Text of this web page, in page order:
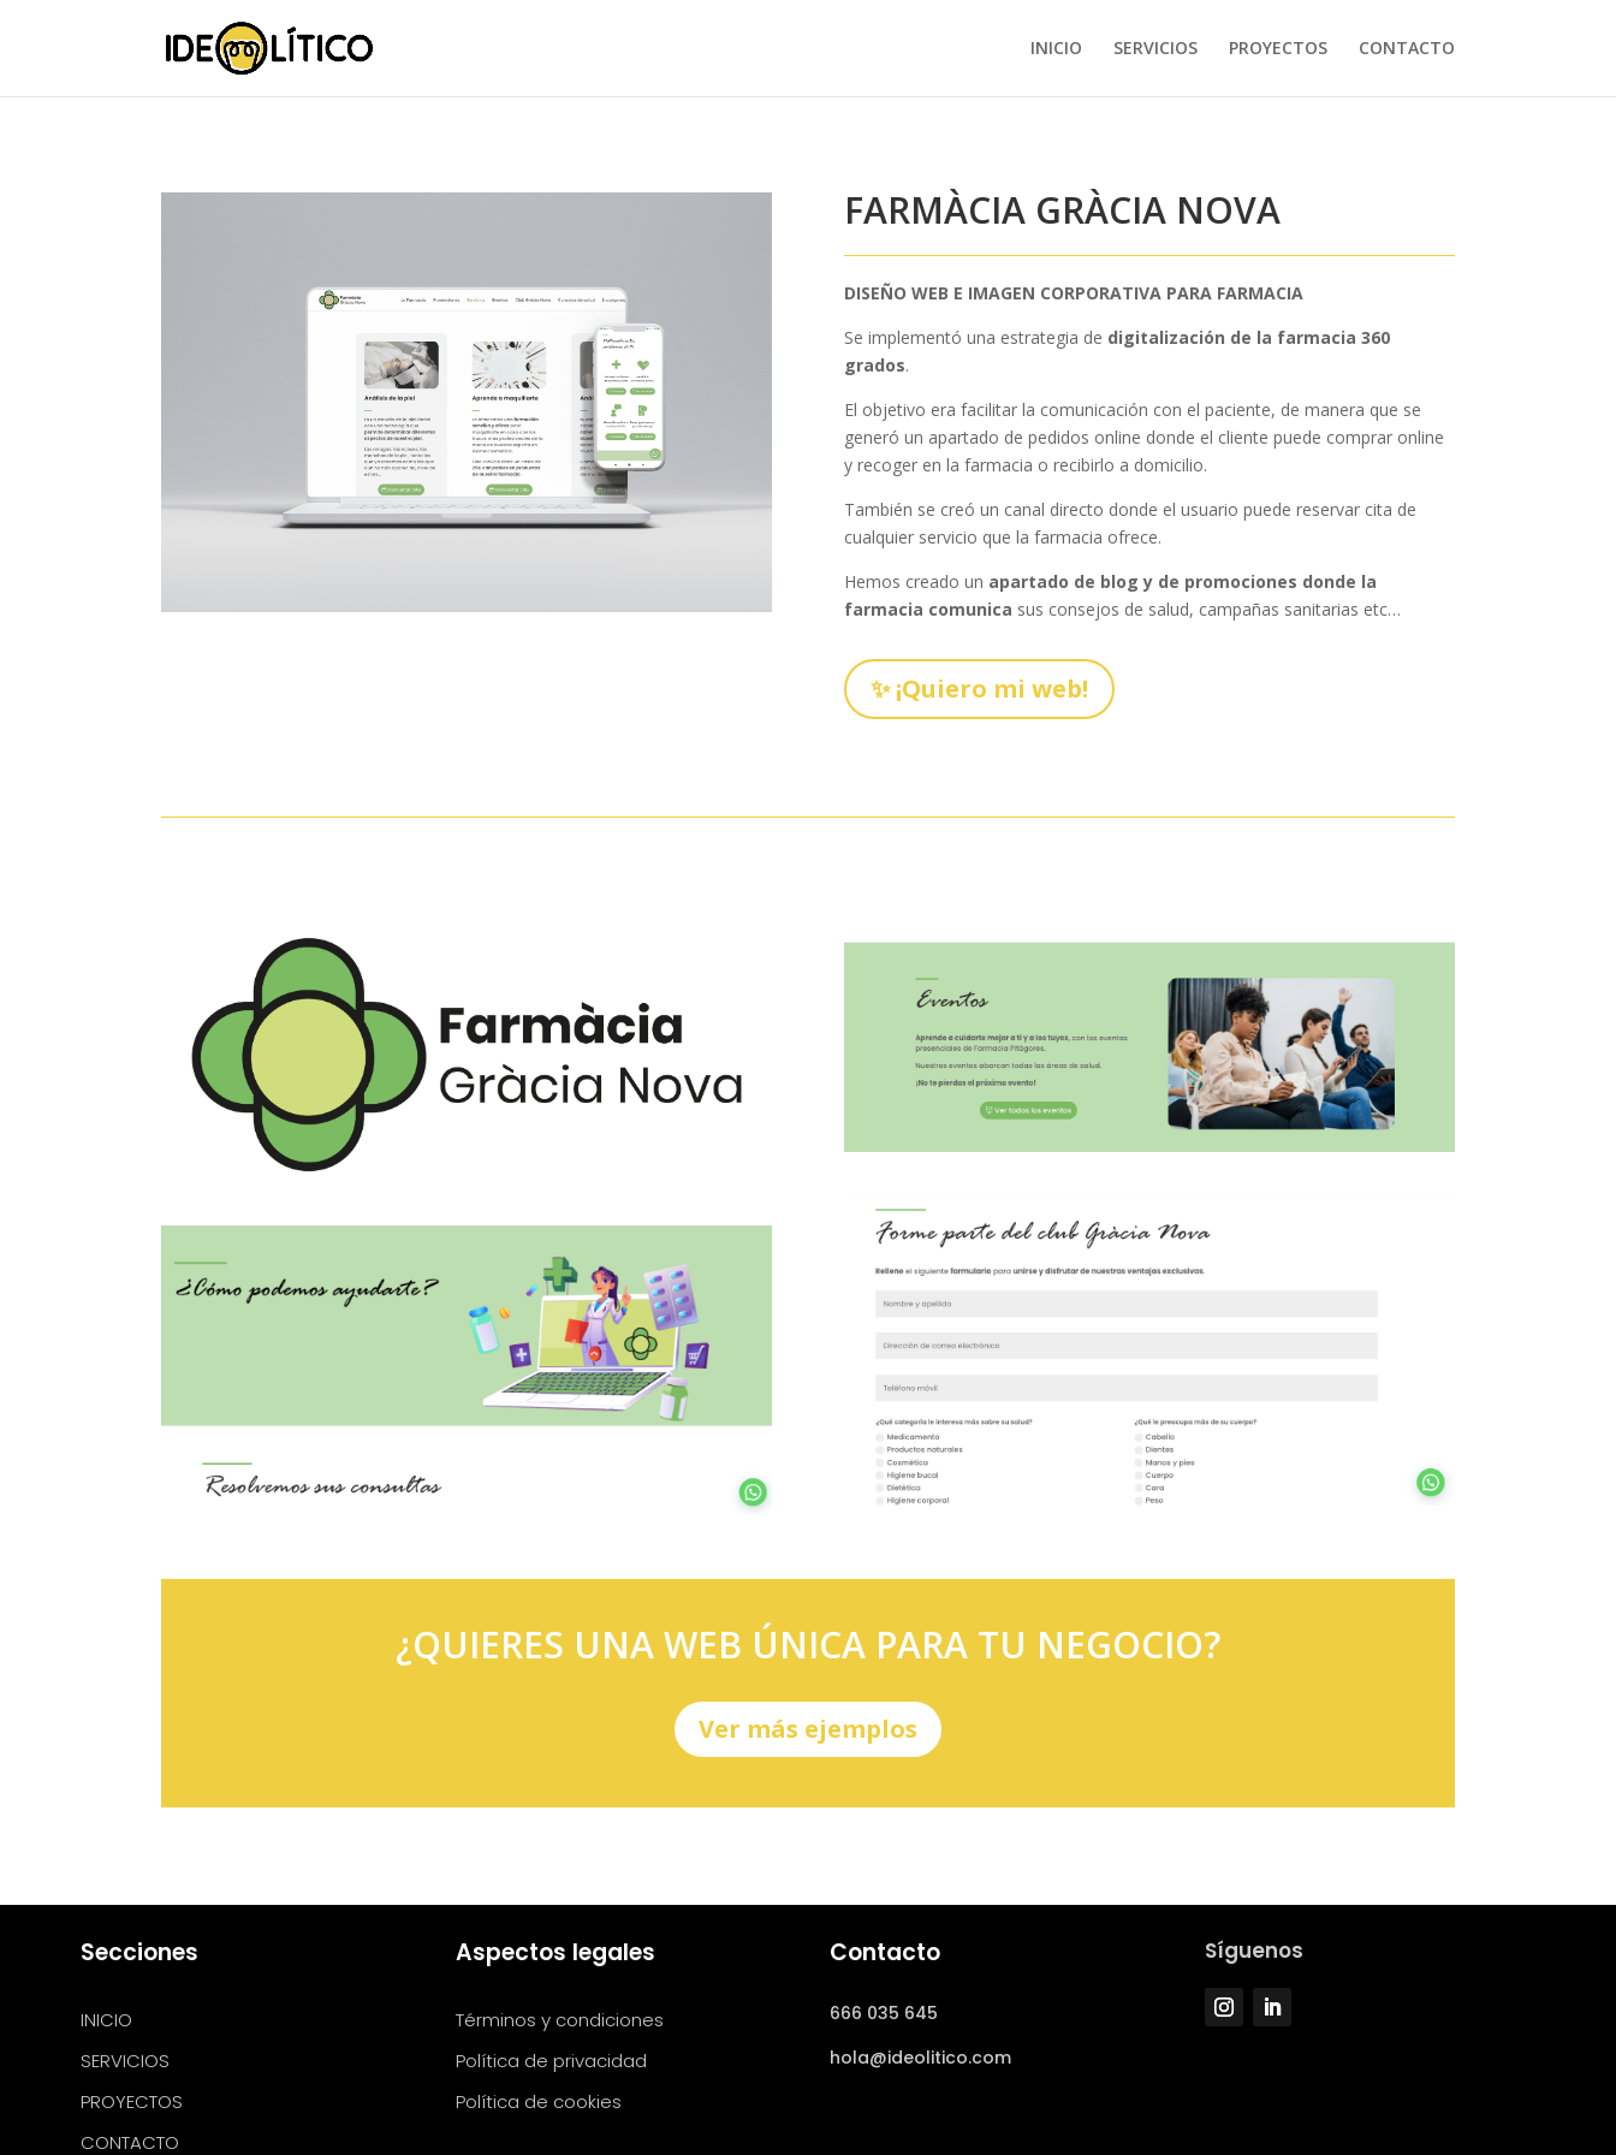
INICIO SERVICIOS PROYECTOS CONTACTO
FARMÀCIA GRÀCIA NOVA
DISEÑO WEB E IMAGEN CORPORATIVA PARA FARMACIA
Se implementó una estrategia de digitalización de la farmacia 360
grados.
El objetivo era facilitar la comunicación con el paciente, de manera que se
generó un apartado de pedidos online donde el cliente puede comprar online
y recoger en la farmacia o recibirlo a domicilio.
También se creó un canal directo donde el usuario puede reservar cita de
cualquier servicio que la farmacia ofrece.
Hemos creado un apartado de blog y de promociones donde la
farmacia comunica sus consejos de salud, campañas sanitarias etc…
✨ ¡Quiero mi web!
¿QUIERES UNA WEB ÚNICA PARA TU NEGOCIO?
Ver más ejemplos
Secciones
INICIO
SERVICIOS
PROYECTOS
CONTACTO
Aspectos legales
Términos y condiciones
Política de privacidad
Política de cookies
Contacto
666 035 645
hola@ideolitico.com
Síguenos